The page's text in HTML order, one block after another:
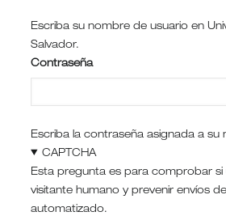
Escriba su nombre de usuario en
Salvador.
Contraseña
Escriba la contraseña asignada a su
CAPTCHA
Esta pregunta es para comprobar si
visitante humano y prevenir envíos
automatizado.